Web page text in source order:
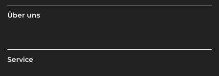
Über uns
Service